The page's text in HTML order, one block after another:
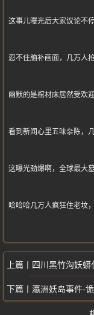
这事儿曝光后大家议论不
忍不住脑补画面，几万人
幽默的是棺材床居然受欢
看到新闻心里五味杂陈，
这曝光劲爆啊，全球最大
哈哈哈几万人疯狂住老坟
四川黑竹沟妖蟒化
瀛洲妖岛事件-诡异